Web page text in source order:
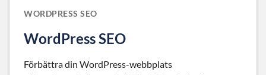
WORDPRESS SEO
WordPress SEO
Förbättra din WordPress-webbplats